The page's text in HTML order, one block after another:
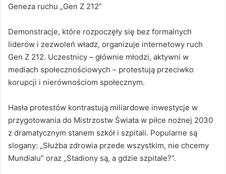
Geneza ruchu „Gen Z 212”
Demonstracje, które rozpoczęły się bez formalnych
liderów i zezwoleń władz, organizuje internetowy ruch
Gen Z 212. Uczestnicy – głównie młodzi, aktywni w
mediach społecznościowych – protestują przeciwko
korupcji i nierównościom społecznym.
Hasła protestów kontrastują miliardowe inwestycje w
przygotowania do Mistrzostw Świata w piłce nożnej 2030
z dramatycznym stanem szkół i szpitali. Popularne są
slogany: „Służba zdrowia przede wszystkim, nie chcemy
Mundialu” oraz „Stadiony są, a gdzie szpitale?”.